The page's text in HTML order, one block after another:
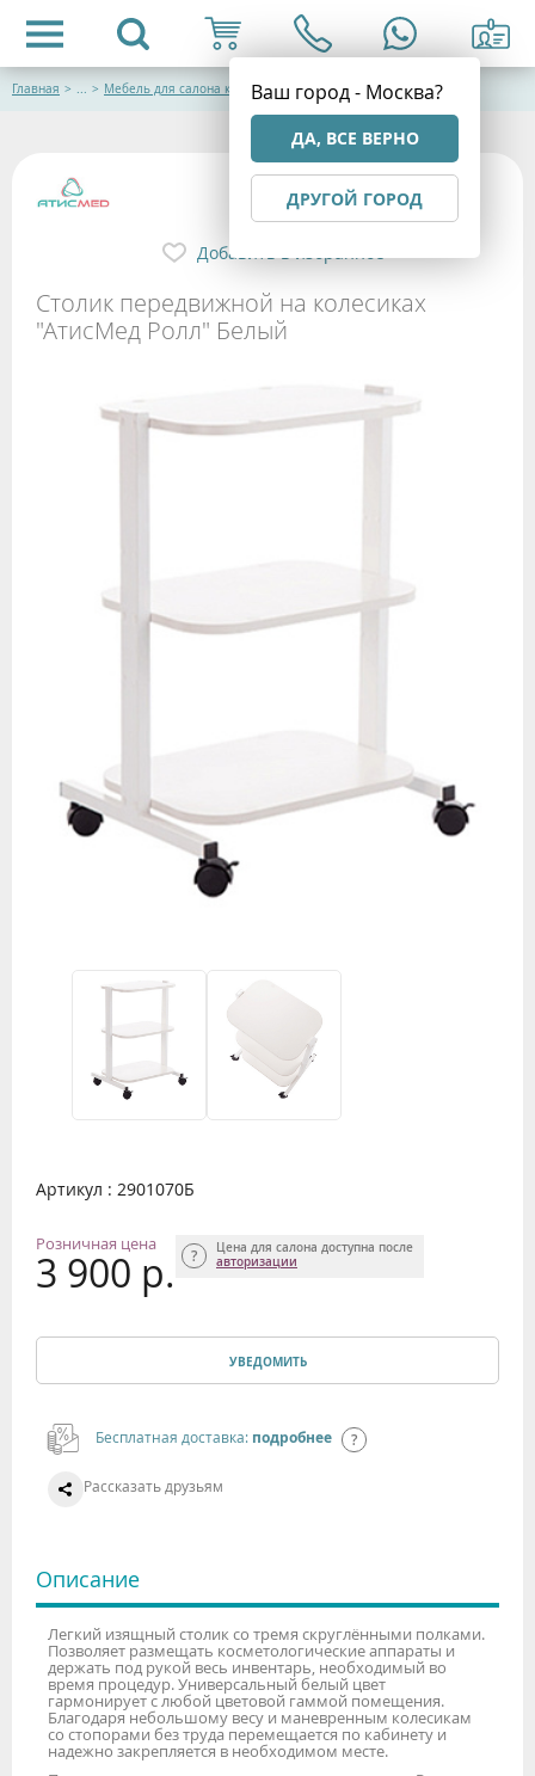
Ваш город - Москва?
ДА, ВСЕ ВЕРНО
ДРУГОЙ ГОРОД
Главная > ... > Мебель для салона красоты
Столик передвижной на колесиках
"АтисМед Ролл" Белый
Добавить в избранное
Артикул : 2901070Б
Розничная цена
3 900 р.
Цена для салона доступна после
авторизации
УВЕДОМИТЬ
Бесплатная доставка: подробнее
Рассказать друзьям
Описание
Легкий изящный столик со тремя скруглёнными полками.
Позволяет размещать косметологические аппараты и
держать под рукой весь инвентарь, необходимый во
время процедур. Универсальный белый цвет
гармонирует с любой цветовой гаммой помещения.
Благодаря небольшому весу и маневренным колесикам
со стопорами без труда перемещается по кабинету и
надежно закрепляется в необходимом месте.